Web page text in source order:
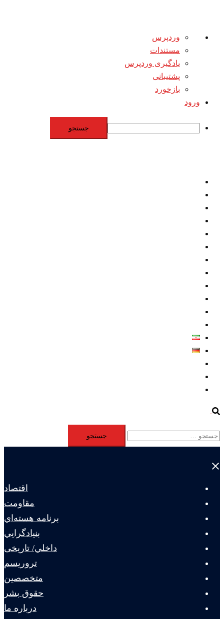
درباره
وردپرس
وردپرس
مستندات
یادگیری وردپرس
پشتیبانی
بازخورد
ورود
جستجو
Search
جستجو
برای:
Close
اقتصاد
مقاومت
برنامه هسته‌اي
بنيادگرايي
داخلي/ تاریخی
تروريسم
متخصصين
حقوق بشر
درباره ما